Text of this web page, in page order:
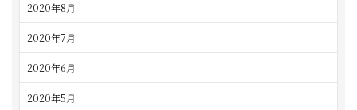
2020年8月
2020年7月
2020年6月
2020年5月